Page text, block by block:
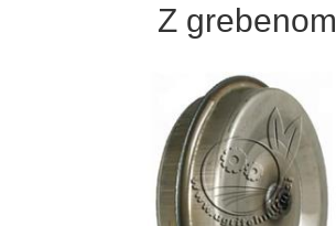
Z grebenom